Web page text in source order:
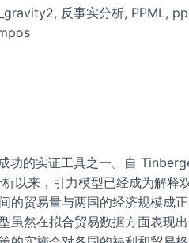
反事实分析, PPML,
功的实证工具之一。自
以来，引力模型已经成为解释
的贸易量与两国的经济规模成
虽然在拟合贸易数据方面表现